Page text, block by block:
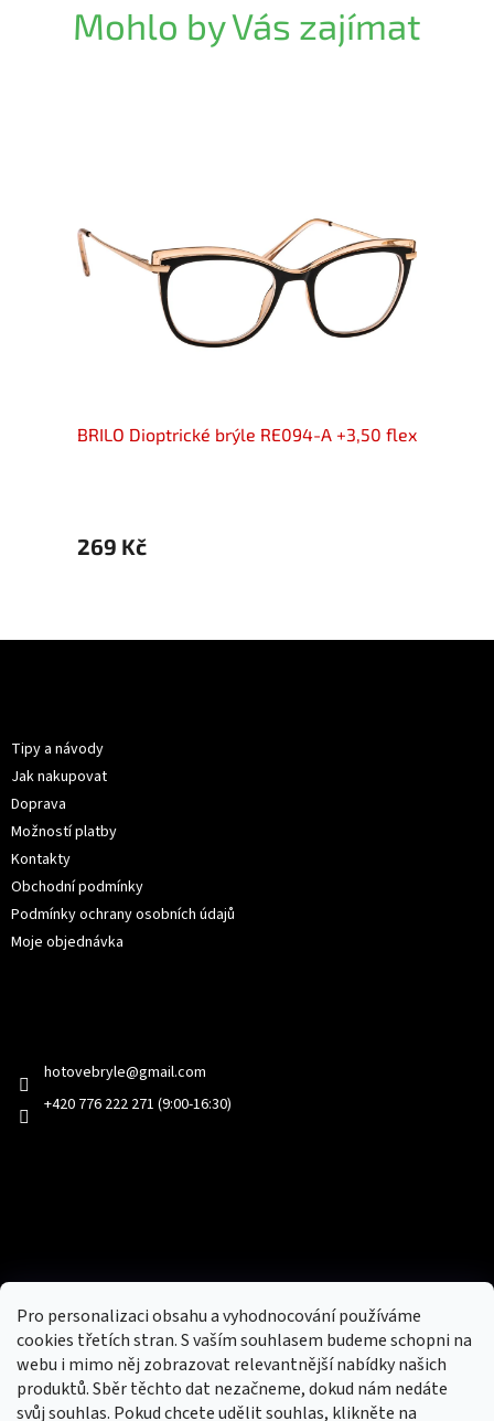
Pro personalizaci obsahu a vyhodnocování používáme
cookies třetích stran. S vaším souhlasem budeme schopni na
webu i mimo něj zobrazovat relevantnější nabídky našich
produktů. Sběr těchto dat nezačneme, dokud nám nedáte
svůj souhlas. Pokud chcete udělit souhlas, klikněte na
Mohlo by Vás zajímat
BRILO Dioptrické brýle RE094-A +3,50 flex
269 Kč
Tipy a návody
Jak nakupovat
Doprava
Možností platby
Kontakty
Obchodní podmínky
Podmínky ochrany osobních údajů
Moje objednávka
hotovebryle@gmail.com
+420 776 222 271 (9:00-16:30)